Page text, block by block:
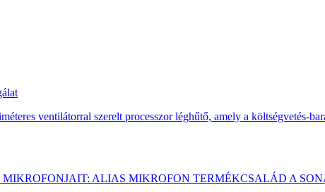
ventilátorral szerelt processzor léghűtő, amely a költségvetés-
ALIAS MIKROFON TERMÉKCSALÁD A